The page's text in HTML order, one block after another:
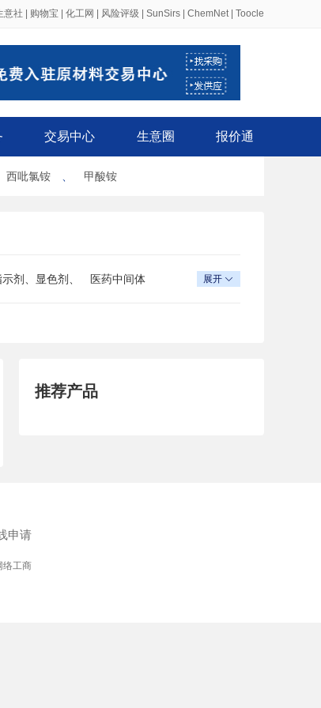
意社 购物宝 化工网 风险评级 SunSirs ChemNet| Toocle
交易中心 生意圈 报价通
西吡氯铵 甲酸铵
剂、显色剂、
医药中间体 展开 
推荐产品
申请
络工商